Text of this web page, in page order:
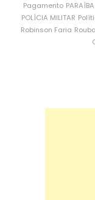
Pagamento PARAÍBA
POLÍCIA MILITAR
Robinson Faria Roubo